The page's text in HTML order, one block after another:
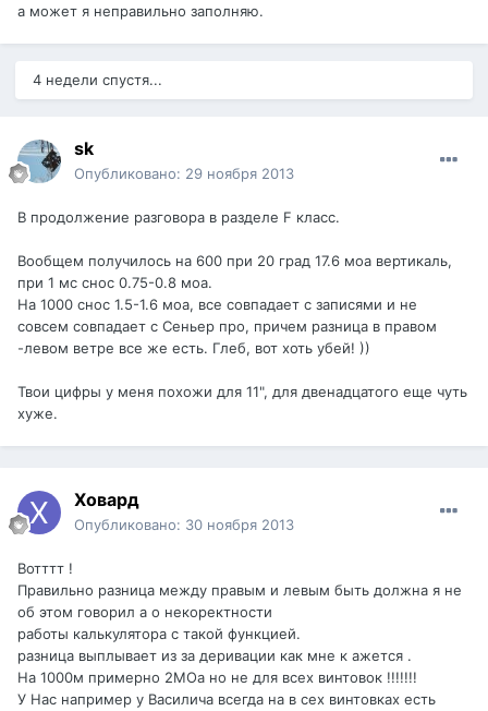
а может я неправильно заполняю.
4 недели спустя...
sk
Опубликовано: 29 ноября 2013
В продолжение разговора в разделе F класс.
Вообщем получилось на 600 при 20 град 17.6 моа вертикаль,
при 1 мс снос 0.75-0.8 моа.
На 1000 снос 1.5-1.6 моа, все совпадает с записями и не
совсем совпадает с Сеньер про, причем разница в правом
-левом ветре все же есть. Глеб, вот хоть убей! ))
Твои цифры у меня похожи для 11", для двенадцатого еще чуть
хуже.
Ховард
Опубликовано: 30 ноября 2013
Вотттт !
Правильно разница между правым и левым быть должна я не
об этом говорил а о некоректности
работы калькулятора с такой функцией.
разница выплывает из за деривации как мне к ажется .
На 1000м примерно 2МОа но не для всех винтовок !!!!!!!
У Нас например у Василича всегда на в сех винтовках есть